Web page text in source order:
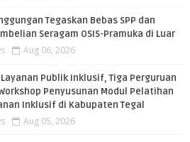
Tegaskan Bebas SPP dan
Seragam OSIS-Pramuka di Luar
Aug 06, 2026
Publik Inklusif, Tiga Perguruan
Penyusunan Modul Pelatihan
Inklusif di Kabupaten Tegal
Aug 05, 2026